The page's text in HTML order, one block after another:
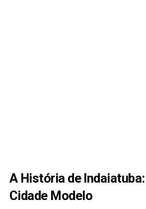
A História de
Cidade Modelo